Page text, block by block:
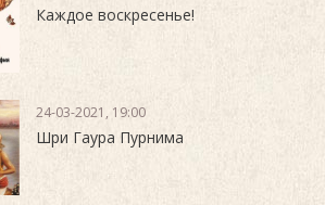
Каждое воскресенье!
24-03-2021, 19:00
Шри Гаура Пурнима